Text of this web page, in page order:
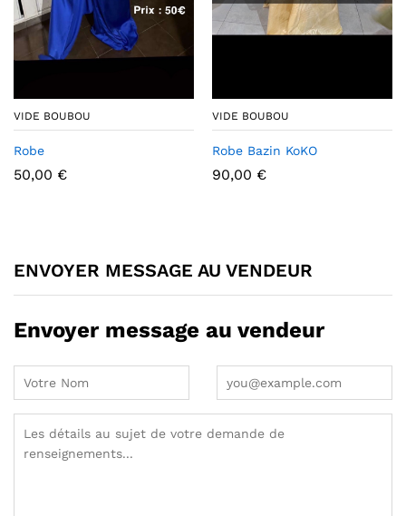
VIDE BOUBOU
Robe
50,00 €
VIDE BOUBOU
Robe Bazin KoKO
90,00 €
ENVOYER MESSAGE AU VENDEUR
Envoyer message au vendeur